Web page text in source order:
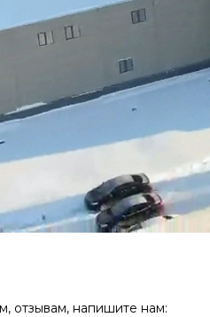
отзывам, напишите нам: